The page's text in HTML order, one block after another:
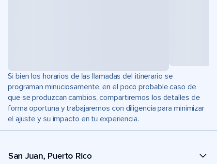
Si bien los horarios de las llamadas del itinerario se
programan minuciosamente, en el poco probable caso de
que se produzcan cambios, compartiremos los detalles de
forma oportuna y trabajaremos con diligencia para minimizar
el ajuste y su impacto en tu experiencia.
San Juan, Puerto Rico